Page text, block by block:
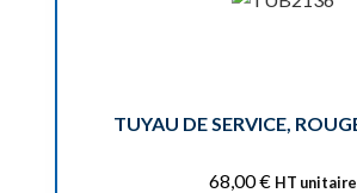
TUYAU DE SERVICE,
68,00€ HT unitaire